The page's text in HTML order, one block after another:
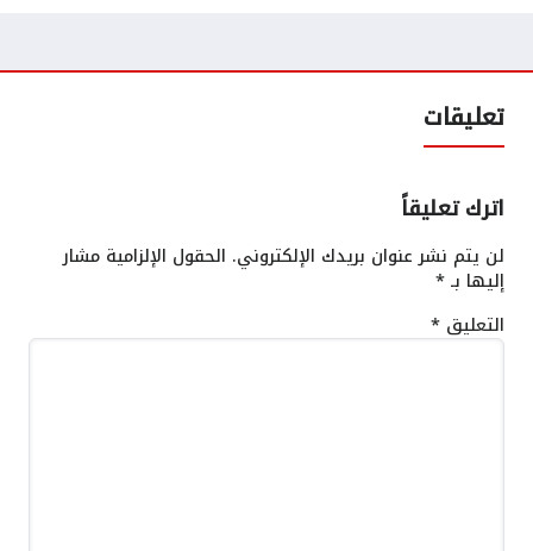
تعليقات
اترك تعليقاً
لن يتم نشر عنوان بريدك الإلكتروني. الحقول الإلزامية مشار
إليها بـ*
التعليق *